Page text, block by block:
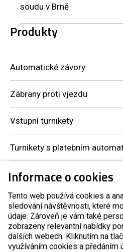
soudu v Brně
Produkty
Automatické závory
Zábrany proti vjezdu
Vstupní turnikety
Turnikety s platebním
Kontrola přístupů GSM
Komponenty pro
O nás
Informace o cookies
Tento web používá cookies a
sledování návštěvnosti, které
údaje. Zároveň je vám také
zobrazeny relevantní nabídky
dalších webech. Kliknutím na
využíváním cookies a předáním